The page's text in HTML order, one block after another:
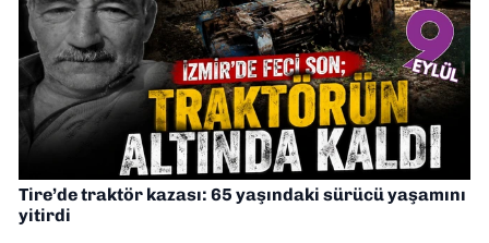
Tire’de traktör kazası: 65 yaşındaki sürücü yaşamını
yitirdi